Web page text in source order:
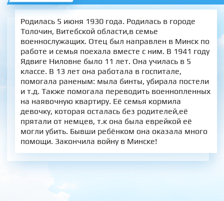
Родилась 5 июня 1930 года. Родилась в городе
Толочин, Витебской области,в семье
военнослужащих. Отец был направлен в Минск по
работе и семья поехала вместе с ним. В 1941 году
Ядвиге Ниловне было 11 лет. Она училась в 5
классе. В 13 лет она работала в госпитале,
помогала раненым: мыла бинты, убирала постели
и т.д. Также помогала переводить военнопленных
на наявочную квартиру. Её семья кормила
девочку, которая осталась без родителей,её
прятали от немцев, т.к она была еврейкой её
могли убить. Бывши ребёнком она оказала много
помощи. Закончила войну в Минске!